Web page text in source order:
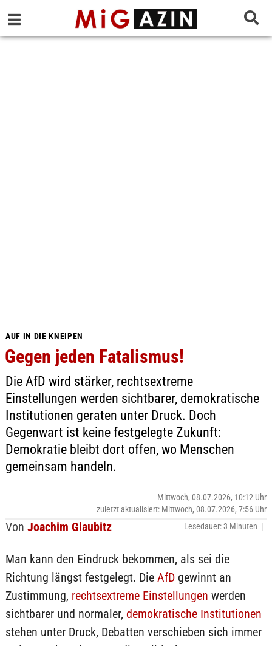
AUF IN DIE KNEIPEN
Gegen jeden Fatalismus!
Die AfD wird stärker, rechtsextreme
Einstellungen werden sichtbarer, demokratische
Institutionen geraten unter Druck. Doch
Gegenwart ist keine festgelegte Zukunft:
Demokratie bleibt dort offen, wo Menschen
gemeinsam handeln.
Von Joachim Glaubitz
Mittwoch, 08.07.2026, 10:12 Uhr
zuletzt aktualisiert: Mittwoch, 08.07.2026, 7:56 Uhr
Lesedauer: 3 Minuten |
Man kann den Eindruck bekommen, als sei die
Richtung längst festgelegt. Die AfDgewinnt an
Zustimmung, rechtsextreme Einstellungen werden
sichtbarer und normaler, demokratische Institutionen
stehen unter Druck, Debatten verschieben sich immer